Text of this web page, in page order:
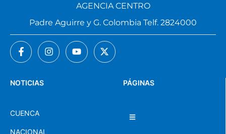
PÁGINAS
NOTICIAS
CUENCA
NACIONAL
AGENCIA CENTRO
Padre Aguirre y G. Colombia Telf. 2824000